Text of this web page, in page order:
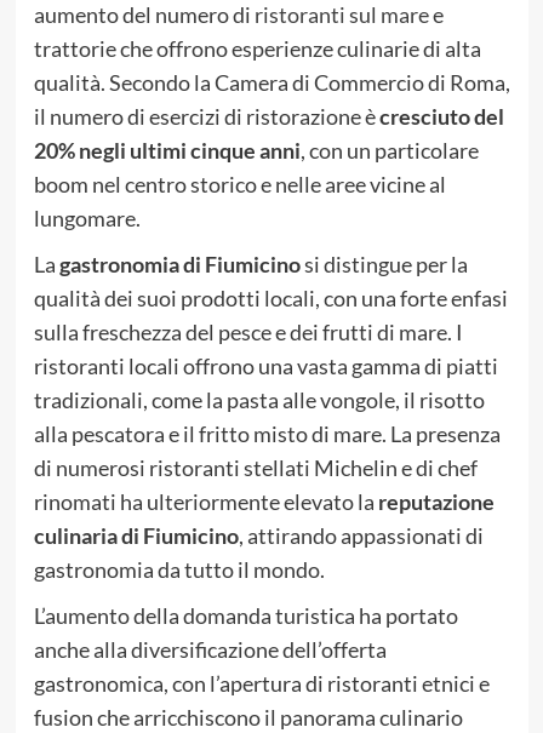
aumento del numero di ristoranti sul maree
trattorie che offrono esperienze culinarie di alta
qualità. Secondo la Camera di Commercio di Roma,
il numero di esercizi di ristorazione ècresciuto del
20% negli ultimi cinque anni, con un particolare
boom nel centro storico e nelle aree vicine al
lungomare.
Lagastronomia di Fiumicinosi distingue per la
qualità dei suoi prodotti locali, con una forte enfasi
sulla freschezza del pesce e dei frutti di mare. I
ristoranti locali offrono una vasta gamma di piatti
tradizionali, come la pasta alle vongole, il risotto
alla pescatora e il fritto misto di mare. La presenza
di numerosi ristoranti stellati Michelin e di chef
rinomati ha ulteriormente elevato la reputazione
culinaria di Fiumicino, attirando appassionati di
gastronomia da tutto il mondo.
L’aumento della domanda turistica ha portato
anche alla diversificazione dell’offerta
gastronomica, con l’apertura di ristoranti etnici e
fusion che arricchiscono il panorama culinario